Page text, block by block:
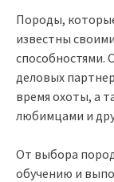
Породы,
известны
способностями.
деловых
время охоты, а
любимцами и
От выбора
обучению и